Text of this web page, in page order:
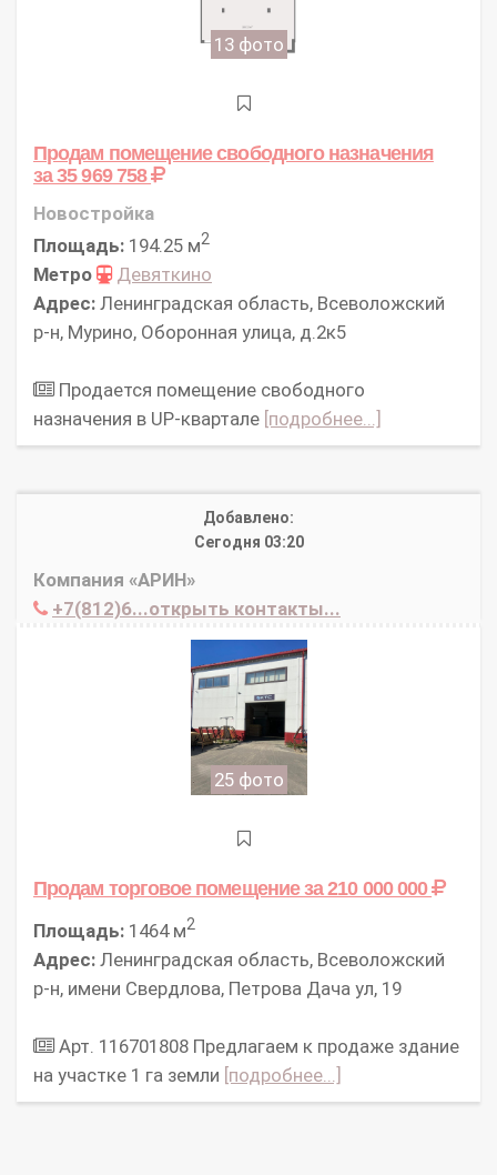
13 фото
Продам помещение свободного назначения
за 35 969 758
Новостройка
Площадь: 194.25 м2
Метро
Девяткино
Адрес: Ленинградская область, Всеволожский
р-н, Мурино, Оборонная улица, д.2к5
Продается помещение свободного
назначения в UP-квартале [подробнее...]
Добавлено:
Сегодня 03:20
Компания «АРИН»
+7(812)6...открыть контакты...
25 фото
Продам торговое помещениеза 210 000 000
Площадь: 1464 м2
Адрес: Ленинградская область, Всеволожский
р-н, имени Свердлова, Петрова Дача ул, 19
Арт. 116701808 Предлагаем к продаже здание
на участке 1 га земли [подробнее...]